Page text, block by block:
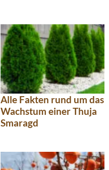
Alle Fakten rund um das
Wachstum einer Thuja
Smaragd